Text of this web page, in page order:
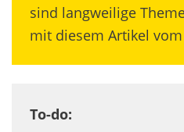
sind langweilige
mit diesem Artikel
To-do: